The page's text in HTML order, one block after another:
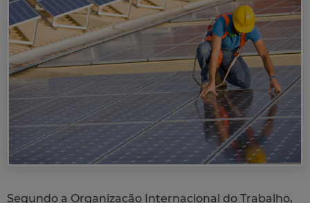
Segundo a Organização Internacional do Trabalho,